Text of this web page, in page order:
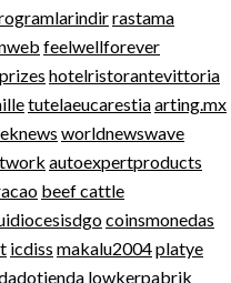
rastama
feelwellforever
hotelristorantevittoria
tutelaeucarestiaarting.mx
worldnewswave
autoexpertproducts
beef cattle
coinsmonedas
icdiss makalu2004platye
lowkerpabrik